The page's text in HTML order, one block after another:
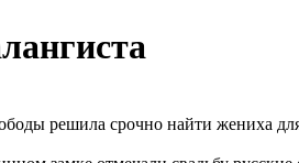
решила срочно найти жениха